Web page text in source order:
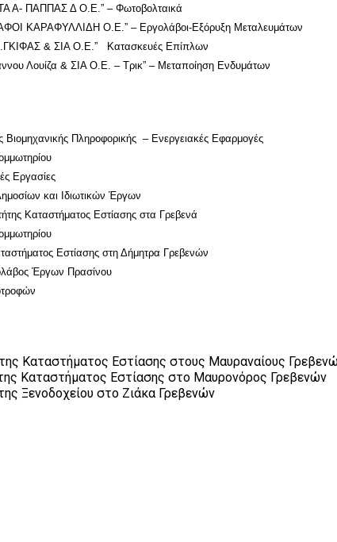
ΠΑΠΠΑΣ Δ Ο.Ε.” – Φωτοβολταικά
Ο.Ε.” – Εργολάβοι-Εξόρυξη Μεταλευμάτων
& ΣΙΑ Ο.Ε.” Κατασκευές Επίπλων
Λουίζα & ΣΙΑ Ο.Ε. – Τρικ” – Μεταποίηση Ενδυμάτων
Πληροφορικής – Ενεργειακές Εφαρμογές
και Ιδιωτικών Έργων
Εστίασης στα Γρεβενά
Εστίασης στη Δήμητρα Γρεβενών
Πρασίνου
Εστίασης στους Μαυραναίους
Εστίασης στο Μαυρονόρος Γρεβενών
στο Ζιάκα Γρεβενών